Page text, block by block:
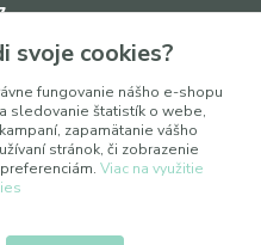
- 12:00)
svoje cookies?
fungovanie nášho e-shopu
sledovanie štatistík o webe,
zapamätanie vášho
stránok, či zobrazenie
Viac na využitie